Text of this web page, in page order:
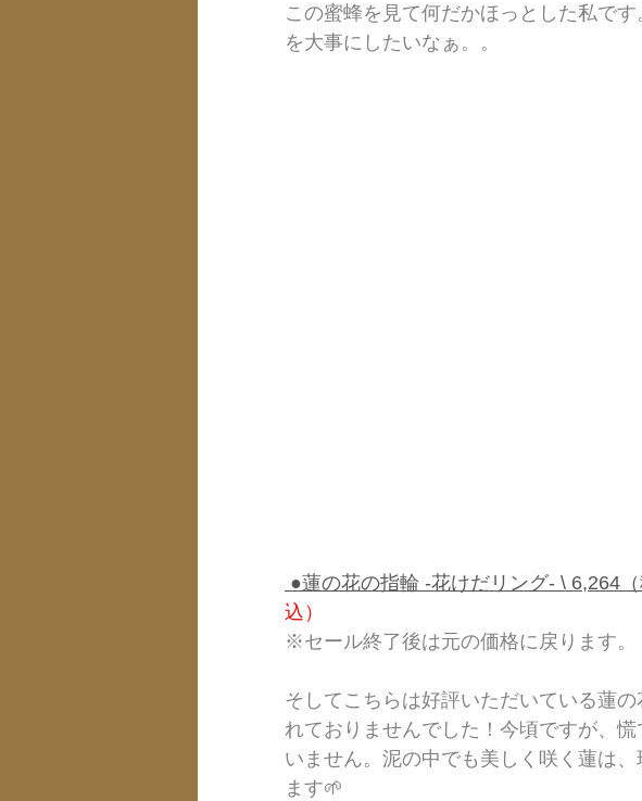
この蜜蜂を見て何だかほっとした私で
を大事にしたいなぁ。。
●蓮の花の指輪 -花けだリング- \ 6,264（
込）
※セール終了後は元の価格に戻ります。
そしてこちらは好評いただいている蓮
れておりませんでした！今頃ですが、
いません。泥の中でも美しく咲く蓮は
ます🌱